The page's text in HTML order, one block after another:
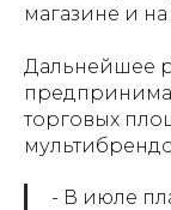
магазине и
Дальнейшее
торговых
- В июле